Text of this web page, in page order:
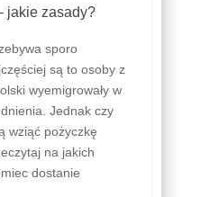
jakie zasady?
sporo
są to osoby z
wyemigrowały w
Jednak czy
wziąć pożyczkę
na jakich
dostanie